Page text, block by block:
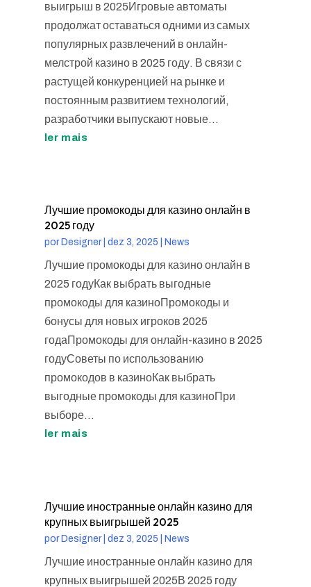
выигрыш в 2025Игровые автоматы
продолжат оставаться одними из самых
популярных развлечений в онлайн-
мелстрой казино в 2025 году. В связи с
растущей конкуренцией на рынке и
постоянным развитием технологий,
разработчики выпускают новые...
ler mais
Лучшие промокоды для казино онлайн в
2025 году
por Designer| dez 3, 2025 News
Лучшие промокоды для казино онлайн в
2025 годуКак выбрать выгодные
промокоды для казиноПромокоды и
бонусы для новых игроков 2025
годаПромокоды для онлайн-казино в 2025
годуСоветы по использованию
промокодов в казиноКак выбрать
выгодные промокоды для казиноПри
выборе...
ler mais
Лучшие иностранные онлайн казино для
крупных выигрышей 2025
porDesigner| dez 3, 2025 News
Лучшие иностранные онлайн казино для
крупных выигрышей 2025В 2025 году